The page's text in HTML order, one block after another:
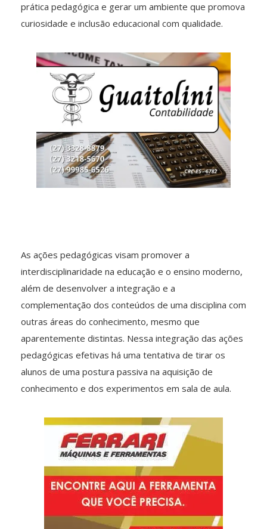
prática pedagógica e gerar um ambiente que promova
curiosidade e inclusão educacional com qualidade.
As ações pedagógicas visam promover a
interdisciplinaridade na educação e o ensino moderno,
além de desenvolver a integração e a
complementação dos conteúdos de uma disciplina com
outras áreas do conhecimento, mesmo que
aparentemente distintas. Nessa integração das ações
pedagógicas efetivas há uma tentativa de tirar os
alunos de uma postura passiva na aquisição de
conhecimento e dos experimentos em sala de aula.